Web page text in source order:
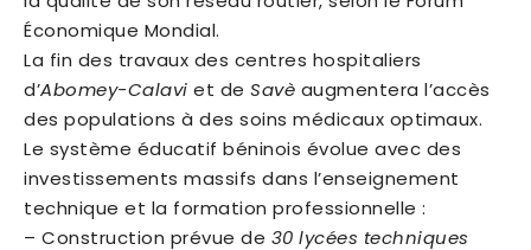
Économique Mondial.
La fin des travaux des centres hospitaliers
d’Abomey-Calavi et de Savè augmentera l’accès
des populations à des soins médicaux optimaux.
Le système éducatif béninois évolue avec des
investissements massifs dans l’enseignement
technique et la formation professionnelle :
– Construction prévue de 30 lycées techniques